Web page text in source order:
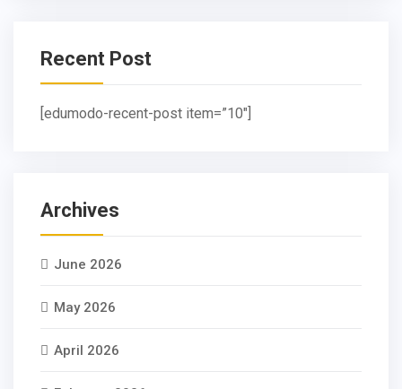
Recent Post
[edumodo-recent-post item=”10″]
Archives
June 2026
May 2026
April 2026